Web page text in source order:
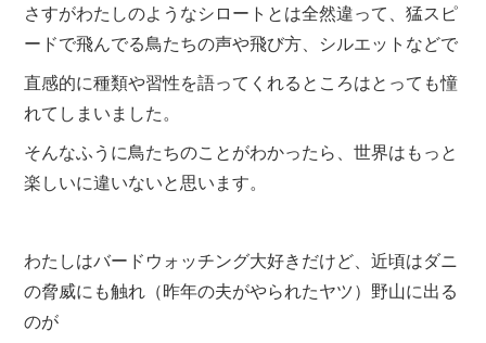
さすがわたしのようなシロートとは全然違って、猛スピ
ードで飛んでる鳥たちの声や飛び方、シルエットなどで
直感的に種類や習性を語ってくれるところはとっても憧
れてしまいました。
そんなふうに鳥たちのことがわかったら、世界はもっと
楽しいに違いないと思います。
わたしはバードウォッチング大好きだけど、近頃はダニ
の脅威にも触れ（昨年の夫がやられたヤツ）野山に出る
のが